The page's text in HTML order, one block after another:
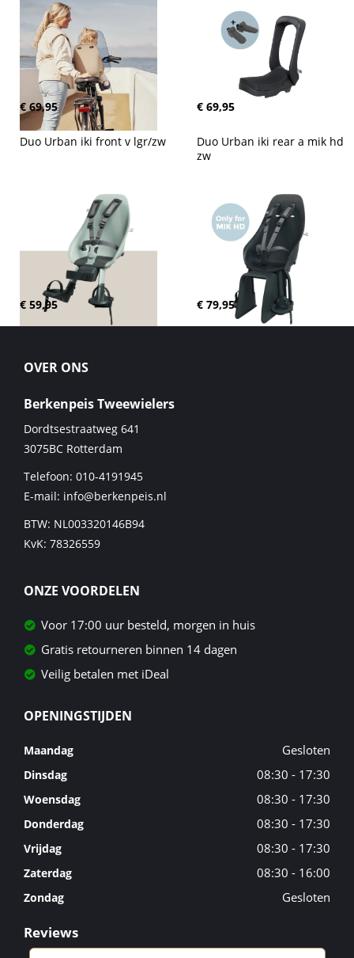
€ 69,95 € 69,95
Duo Urban iki front v lgr/zw
€ 59,95
Duo Urban iki rear a mik hd
zw
€ 79,95
OVER ONS
Berkenpeis Tweewielers
Dordtsestraatweg 641
3075BC Rotterdam
Telefoon: 010-4191945
E-mail: info@berkenpeis.nl
BTW: NL003320146B94
KvK: 78326559
ONZE VOORDELEN
Voor 17:00 uur besteld, morgen in huis
Gratis retourneren binnen 14 dagen
Veilig betalen met iDeal
OPENINGSTIJDEN
Maandag Gesloten
Dinsdag 08:30 - 17:30
Woensdag 08:30 - 17:30
Donderdag 08:30 - 17:30
Vrijdag 08:30 - 17:30
Zaterdag 08:30 - 16:00
Zondag Gesloten
Reviews